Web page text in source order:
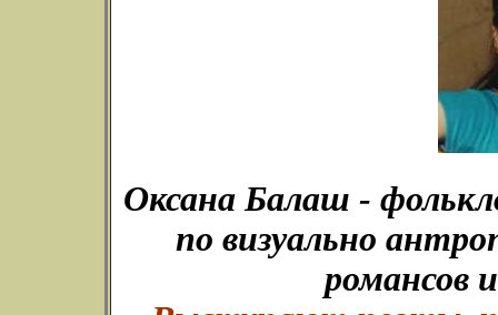
Оксана Балаш -
по визуально
романсов